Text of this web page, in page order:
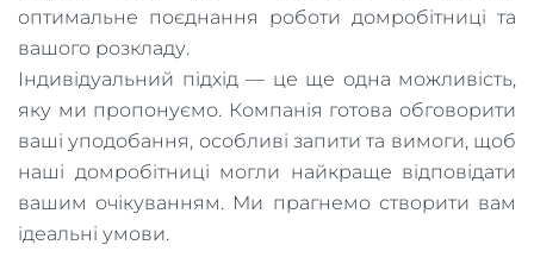
оптимальне поєднання роботи домробітниці та
вашого розкладу.
Індивідуальний підхід — це ще одна можливість,
яку ми пропонуємо. Компанія готова обговорити
ваші уподобання, особливі запити та вимоги, щоб
наші домробітниці могли найкраще відповідати
вашим очікуванням. Ми прагнемо створити вам
ідеальні умови.